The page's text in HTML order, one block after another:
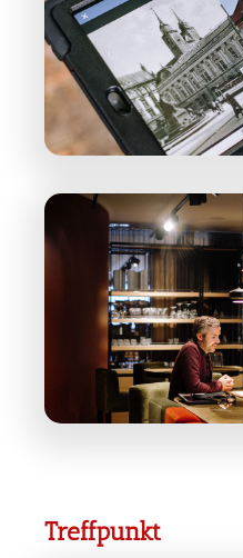
Treffpunkt